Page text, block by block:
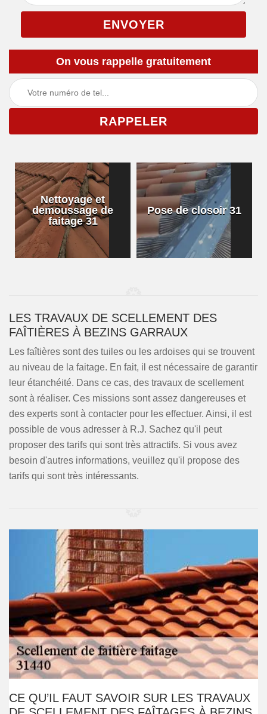
On vous rappelle gratuitement
Nettoyage et
demoussage de
faitage 31
Pose de closoir 31
LES TRAVAUX DE SCELLEMENT DES
FAÎTIÈRES À BEZINS GARRAUX
Les faîtières sont des tuiles ou les ardoises qui se trouvent
au niveau de la faitage. En fait, il est nécessaire de garantir
leur étanchéité. Dans ce cas, des travaux de scellement
sont à réaliser. Ces missions sont assez dangereuses et
des experts sont à contacter pour les effectuer. Ainsi, il est
possible de vous adresser à R.J. Sachez qu'il peut
proposer des tarifs qui sont très attractifs. Si vous avez
besoin d'autres informations, veuillez qu'il propose des
tarifs qui sont très intéressants.
CE QU’IL FAUT SAVOIR SUR LES TRAVAUX